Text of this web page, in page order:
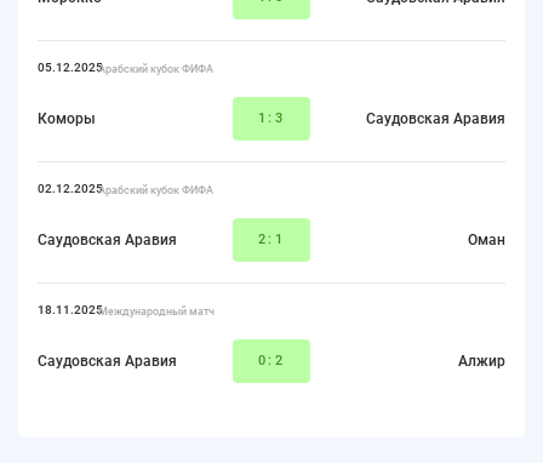
05.12.2025Арабский кубок ФИФА
Коморы 1:3 Саудовская Аравия
02.12.2025Арабский кубок ФИФА
Саудовская Аравия 2:1 Оман
18.11.2025Международный матч
Саудовская Аравия 0:2 Алжир